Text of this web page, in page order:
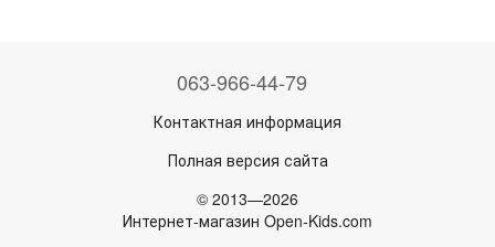
063-966-44-79
Контактная информация
Полная версия сайта
© 2013—2026
Интернет-магазин Open-Kids.com